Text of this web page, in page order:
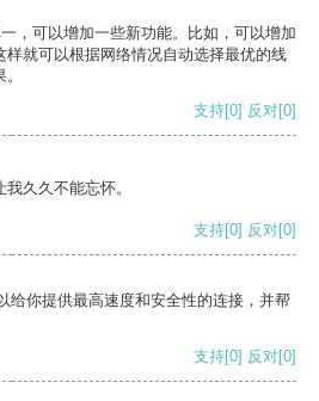
，可以增加一些新功能。比如，可以增加
就可以根据网络情况自动选择最优的线
支持[0] 反对[0]
久久不能忘怀。
支持[0] 反对[0]
给你提供最高速度和安全性的连接，并帮
支持[0] 反对[0]